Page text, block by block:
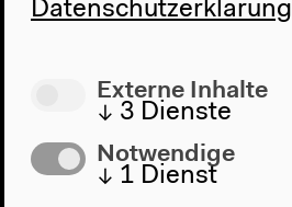
Programm
Datenschutzerklärung
Externe Inhalte
↓ 3 Dienste
Notwendige
↓ 1 Dienst